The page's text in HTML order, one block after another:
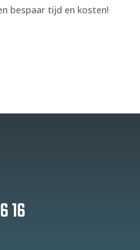
bespaar tijd en kosten!
16